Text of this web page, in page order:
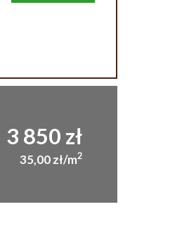
3 850 zł
35,00 zł/m2